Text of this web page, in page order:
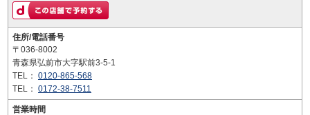
住所/電話番号
〒036-8002
青森県弘前市大字駅前3-5-1
TEL： 0120-865-568
TEL： 0172-38-7511
営業時間